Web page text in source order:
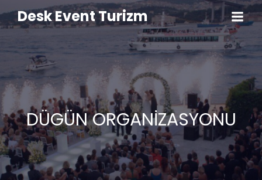
Desk Event Turizm
DÜGÜN ORGANİZASYONU